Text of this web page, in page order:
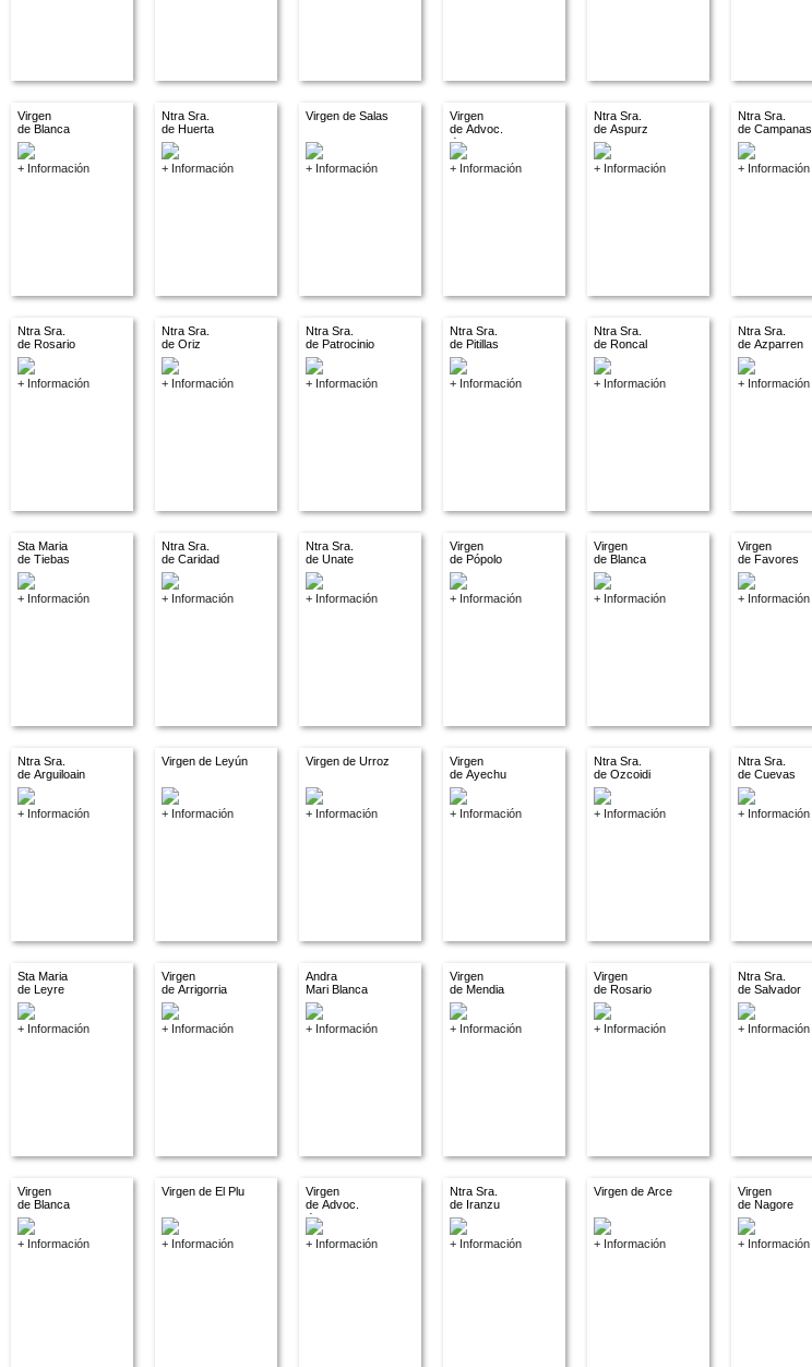
Virgen
de Blanca
+ Información
Ntra Sra.
de Huerta
+ Información
Virgen de Salas
+ Información
Virgen
de Advoc.
descon.
+ Información
Ntra Sra.
de Aspurz
+ Información
Ntra Sra.
de Campanas
+ Información
Ntra Sra.
de Rosario
+ Información
Ntra Sra.
de Oriz
+ Información
Ntra Sra.
de Patrocinio
+ Información
Ntra Sra.
de Pitillas
+ Información
Ntra Sra.
de Roncal
+ Información
Ntra Sra.
de Azparren
+ Información
Sta Maria
de Tiebas
+ Información
Ntra Sra.
de Caridad
+ Información
Ntra Sra.
de Unate
+ Información
Virgen
de Pópolo
+ Información
Virgen
de Blanca
+ Información
Virgen
de Favores
+ Información
Ntra Sra.
de Arguiloain
+ Información
Virgen de Leyún
+ Información
Virgen de Urroz
+ Información
Virgen
de Ayechu
+ Información
Ntra Sra.
de Ozcoidi
+ Información
Ntra Sra.
de Cuevas
+ Información
Sta Maria
de Leyre
+ Información
Virgen
de Arrigorria
+ Información
Andra
Mari Blanca
+ Información
Virgen
de Mendia
+ Información
Virgen
de Rosario
+ Información
Ntra Sra.
de Salvador
+ Información
Virgen
de Blanca
+ Información
Virgen de El Plu
+ Información
Virgen
de Advoc.
descon.
+ Información
Ntra Sra.
de Iranzu
+ Información
Virgen de Arce
+ Información
Virgen
de Nagore
+ Información